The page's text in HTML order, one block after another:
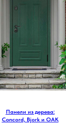
Панели из дерева:
Concord, Bjork и OAK